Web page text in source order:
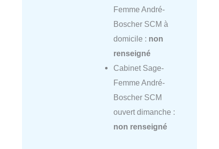
Femme André-
Boscher SCM à
domicile : non
renseigné
Cabinet Sage-
Femme André-
Boscher SCM
ouvert dimanche :
non renseigné